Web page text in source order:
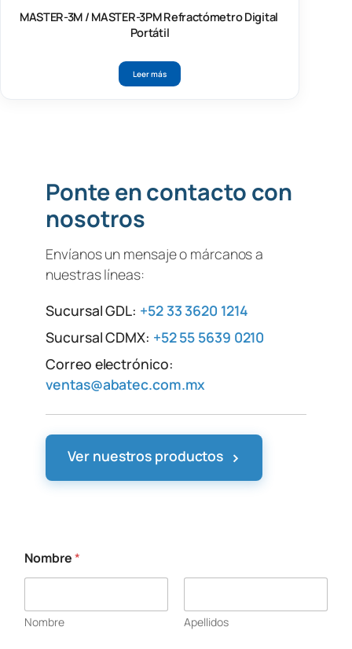
MASTER-3M / MASTER-3PM Refractómetro Digital
Portátil
Leer más
Ponte en contacto con
nosotros
Envíanos un mensaje o márcanos a
nuestras líneas:
Sucursal GDL: +52 33 3620 1214
Sucursal CDMX: +52 55 5639 0210
Correo electrónico:
ventas@abatec.com.mx
Ver nuestros productos ›
Nombre*
Nombre Apellidos